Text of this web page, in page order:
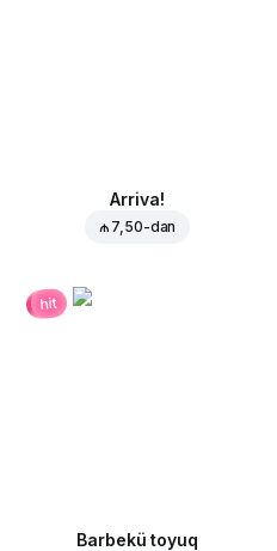
Arriva!
₼ 7,50-dan
hit
Barbekü toyuq